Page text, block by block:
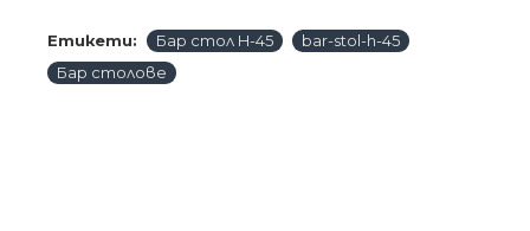
Етикети: Бар стол H-45
bar-stol-h-45
Бар столове